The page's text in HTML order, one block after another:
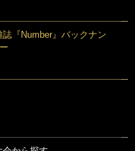
誌『Number』バックナン